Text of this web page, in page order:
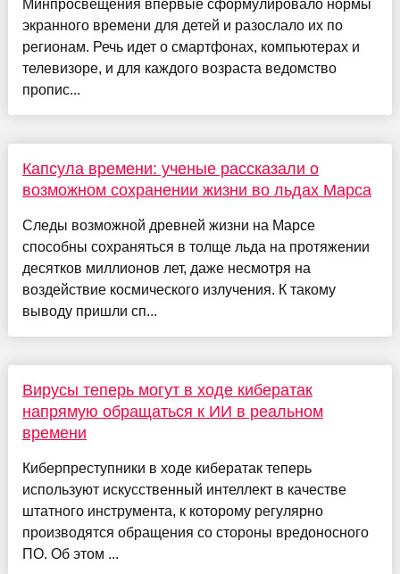
Минпросвещения впервые сформулировало нормы
экранного времени для детей и разослало их по
регионам. Речь идет о смартфонах, компьютерах и
телевизоре, и для каждого возраста ведомство
пропис...
Капсула времени: ученые рассказали о
возможном сохранении жизни во льдах Марса
Следы возможной древней жизни на Марсе
способны сохраняться в толще льда на протяжении
десятков миллионов лет, даже несмотря на
воздействие космического излучения. К такому
выводу пришли сп...
Вирусы теперь могут в ходе кибератак
напрямую обращаться к ИИ в реальном
времени
Киберпреступники в ходе кибератак теперь
используют искусственный интеллект в качестве
штатного инструмента, к которому регулярно
производятся обращения со стороны вредоносного
ПО. Об этом ...